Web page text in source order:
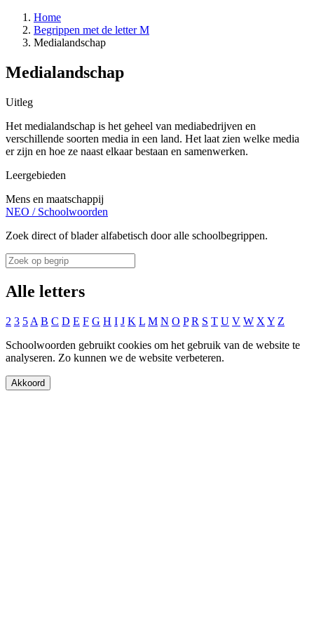
Home
Begrippen met de letter M
Medialandschap
Medialandschap
Uitleg
Het medialandschap is het geheel van mediabedrijven en
verschillende soorten media in een land. Het laat zien welke media
er zijn en hoe ze naast elkaar bestaan en samenwerken.
Leergebieden
Mens en maatschappij
NEO / Schoolwoorden
Zoek direct of blader alfabetisch door alle schoolbegrippen.
Alle letters
2 3 5 A B C D E F G H I J K L M N O P R S T U V W X Y Z
Schoolwoorden gebruikt cookies om het gebruik van de website te
analyseren. Zo kunnen we de website verbeteren.
Akkoord